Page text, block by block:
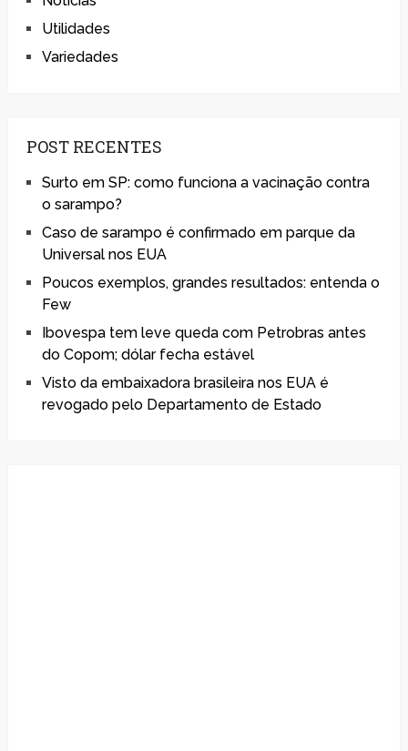
Utilidades
Variedades
POST RECENTES
Surto em SP: como funciona a vacinação contra
o sarampo?
Caso de sarampo é confirmado em parque da
Universal nos EUA
Poucos exemplos, grandes resultados: entenda o
Few
Ibovespa tem leve queda com Petrobras antes
do Copom; dólar fecha estável
Visto da embaixadora brasileira nos EUA é
revogado pelo Departamento de Estado